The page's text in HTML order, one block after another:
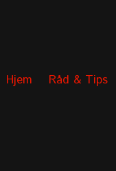
Hjem Råd & Tips